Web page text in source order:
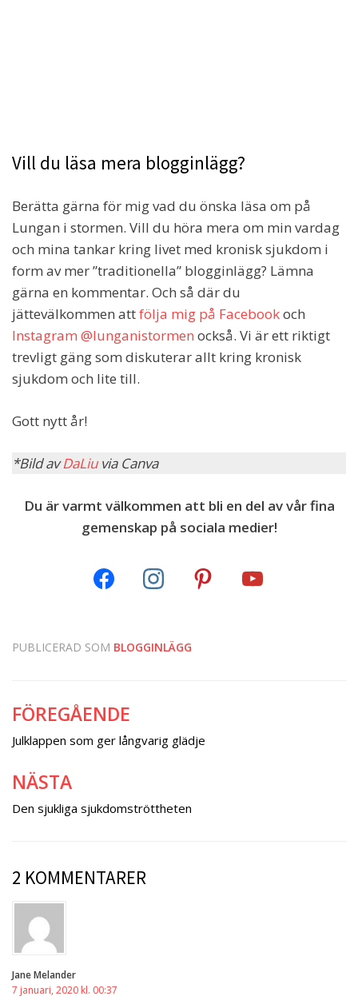
Vill du läsa mera blogginlägg?
Berätta gärna för mig vad du önska läsa om på
Lungan i stormen. Vill du höra mera om min vardag
och mina tankar kring livet med kronisk sjukdom i
form av mer ”traditionella” blogginlägg? Lämna
gärna en kommentar. Och så där du
jättevälkommen attfölja mig på Facebookoch
Instagram @lunganistormen också. Vi är ett riktigt
trevligt gäng som diskuterar allt kring kronisk
sjukdom och lite till.
Gott nytt år!
*Bild avDaLiu via Canva
Du är varmt välkommen att bli en del av vår fina
gemenskap på sociala medier!
PUBLICERAD SOM BLOGGINLÄGG
Inläggsnavigering
FÖREGÅENDE
Julklappen som ger långvarig glädje
NÄSTA
Den sjukliga sjukdomströttheten
2 KOMMENTARER
Jane Melander
7 januari, 2020 kl. 00:37